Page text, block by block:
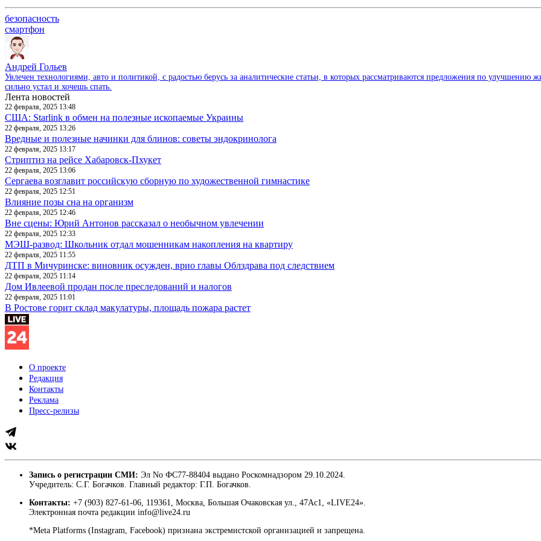
безопасность
смартфон
Андрей Гольев
Увлечен технологиями, авто и политикой, с радостью берусь за аналитические статьи, в которых рассматриваются предложения по
сильно устал и хочешь спать.
Лента новостей
22 февраля, 2025 13:48
США: Starlink в обмен на полезные ископаемые Украины
22 февраля, 2025 13:26
Вредные и полезные начинки для блинов: советы эндокринолога
22 февраля, 2025 13:17
Стриптиз на рейсе Хабаровск-Пхукет
22 февраля, 2025 13:06
Сергаева возглавит российскую сборную по художественной гимнастике
22 февраля, 2025 12:51
Влияние позы сна на организм
22 февраля, 2025 12:46
Вне сцены: Юрий Антонов рассказал о необычном увлечении
22 февраля, 2025 12:33
МЭШ-развод: Школьник отдал мошенникам накопления на квартиру
22 февраля, 2025 11:55
ДТП в Мичуринске: виновник осужден, врио главы Облздрава под следствием
22 февраля, 2025 11:14
Дом Ивлеевой продан после преследований и налогов
22 февраля, 2025 11:01
В Ростове горит склад макулатуры, площадь пожара растет
О проекте
Редакция
Контакты
Реклама
Пресс-релизы
Запись о регистрации СМИ: Эл No ФС77-88404 выдано Роскомнадзором 29.10.2024.
Учредитель: С.Г. Богачков. Главный редактор: Г.П. Богачков.
Контакты: +7 (903) 827-61-06, 119361, Москва, Большая Очаковская ул., 47Ас1, «LIVE24».
Электронная почта редакции info@live24.ru
*Meta Platforms (Instagram, Facebook) признана экстремистской организацией и запрещена.